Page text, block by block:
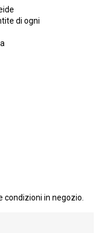
di ogni
condizioni in negozio.